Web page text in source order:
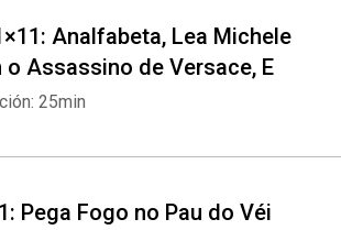
Analfabeta, Lea Michele
o Assassino de Versace, E
25min
Pega Fogo no Pau do Véi